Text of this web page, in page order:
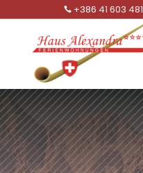
+386 41 603 481